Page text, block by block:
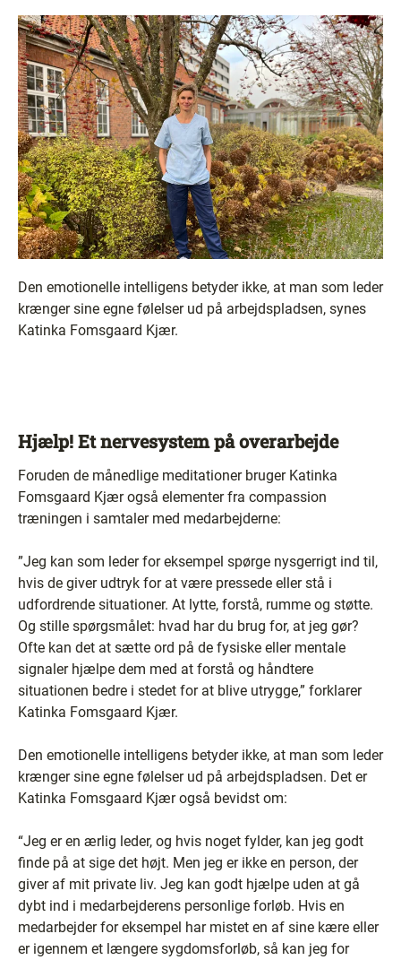
Den emotionelle intelligens betyder ikke, at man som leder
krænger sine egne følelser ud på arbejdspladsen, synes
Katinka Fomsgaard Kjær.
Hjælp! Et nervesystem på overarbejde
Foruden de månedlige meditationer bruger Katinka
Fomsgaard Kjær også elementer fra compassion
træningen i samtaler med medarbejderne:
”Jeg kan som leder for eksempel spørge nysgerrigt ind til,
hvis de giver udtryk for at være pressede eller stå i
udfordrende situationer. At lytte, forstå, rumme og støtte.
Og stille spørgsmålet: hvad har du brug for, at jeg gør?
Ofte kan det at sætte ord på de fysiske eller mentale
signaler hjælpe dem med at forstå og håndtere
situationen bedre i stedet for at blive utrygge,” forklarer
Katinka Fomsgaard Kjær.
Den emotionelle intelligens betyder ikke, at man som leder
krænger sine egne følelser ud på arbejdspladsen. Det er
Katinka Fomsgaard Kjær også bevidst om:
“Jeg er en ærlig leder, og hvis noget fylder, kan jeg godt
finde på at sige det højt. Men jeg er ikke en person, der
giver af mit private liv. Jeg kan godt hjælpe uden at gå
dybt ind i medarbejderens personlige forløb. Hvis en
medarbejder for eksempel har mistet en af sine kære eller
er igennem et længere sygdomsforløb, så kan jeg for